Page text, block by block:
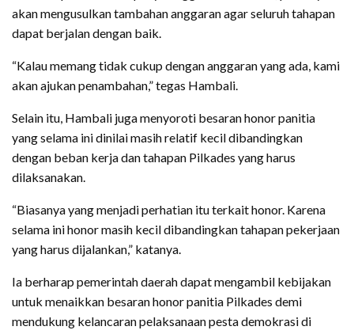
akan mengusulkan tambahan anggaran agar seluruh tahapan
dapat berjalan dengan baik.
“Kalau memang tidak cukup dengan anggaran yang ada, kami
akan ajukan penambahan,” tegas Hambali.
Selain itu, Hambali juga menyoroti besaran honor panitia
yang selama ini dinilai masih relatif kecil dibandingkan
dengan beban kerja dan tahapan Pilkades yang harus
dilaksanakan.
“Biasanya yang menjadi perhatian itu terkait honor. Karena
selama ini honor masih kecil dibandingkan tahapan pekerjaan
yang harus dijalankan,” katanya.
Ia berharap pemerintah daerah dapat mengambil kebijakan
untuk menaikkan besaran honor panitia Pilkades demi
mendukung kelancaran pelaksanaan pesta demokrasi di